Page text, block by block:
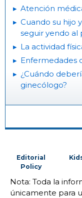
Atención
Cuando su hijo
seguir yendo al
La actividad
Enfermedades
¿Cuándo
ginecólogo?
Editorial
Policy
Nota: Toda la
únicamente para